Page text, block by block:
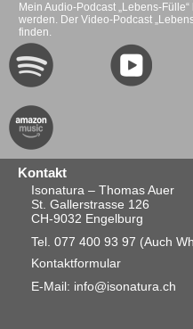
Mein Audio-Podcast „Lebens-
werden. Der Video-Podcast
finden.
Kontakt
Isonatura – Thomas Auer
St. Gallerstrasse 126
CH-9032 Engelburg
Tel. 077 400 93 97 (Auch
Kontaktformular
E-Mail: info@isonatura.ch